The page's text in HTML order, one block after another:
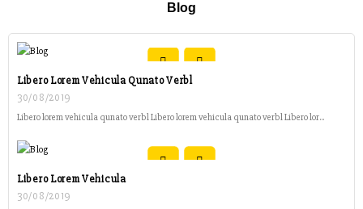
Blog
Libero Lorem Vehicula Qunato Verbl
30/08/2019
Libero lorem vehicula qunato verbl Libero lorem vehicula qunato verbl Libero lor...
Libero Lorem Vehicula
30/08/2019